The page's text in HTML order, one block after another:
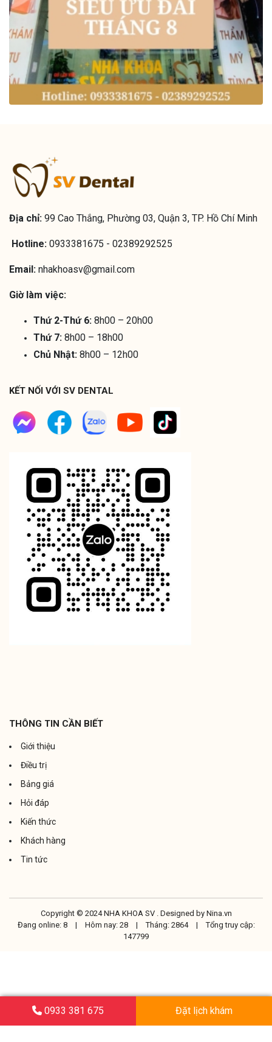
KẾT NỐI VỚI SV DENTAL
Địa chỉ: 99 Cao Thắng, Phường 03, Quận 3, TP. Hồ Chí Minh
Hotline: 0933381675 - 02389292525
Email: nhakhoasv@gmail.com
Giờ làm việc:
Thứ 2-Thứ 6: 8h00 – 20h00
Thứ 7: 8h00 – 18h00
Chủ Nhật: 8h00 – 12h00
THÔNG TIN CẦN BIẾT
Giới thiệu
Điều trị
Bảng giá
Hỏi đáp
Kiến thức
Khách hàng
Tin tức
Copyright © 2024 NHA KHOA SV . Designed by Nina.vn
Đang online: 8
| Hôm nay: 28 | Tháng: 2864 |
Tổng truy cập:
147799
0933 381 675 Đặt lịch khám